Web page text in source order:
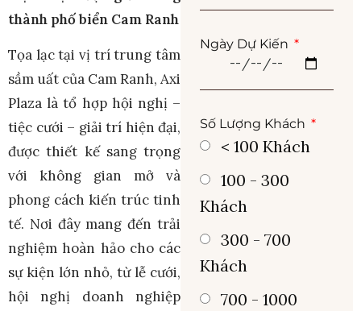
thành phố biển Cam Ranh
Tọa lạc tại vị trí trung tâm
sầm uất của Cam Ranh, Axi
Plaza là tổ hợp hội nghị –
tiệc cưới – giải trí hiện đại,
được thiết kế sang trọng
với không gian mở và
phong cách kiến trúc tinh
tế. Nơi đây mang đến trải
nghiệm hoàn hảo cho các
sự kiện lớn nhỏ, từ lễ cưới,
hội nghị doanh nghiệp
Ngày Dự Kiến
Số Lượng Khách
< 100 Khách
100 - 300
Khách
300 - 700
Khách
700 - 1000